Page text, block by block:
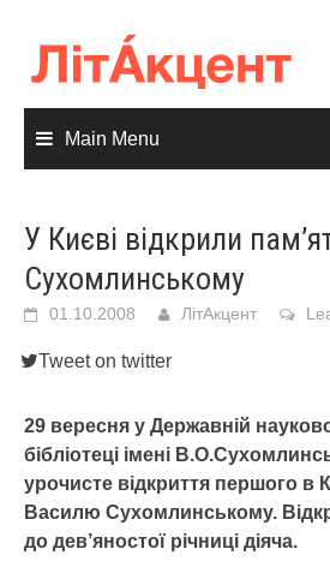
content
Main Menu
У Києві відкрили
Сухомлинському
01.10.2008 ЛітАкцент
Tweet on twitter
29 вересня у Державній
бібліотеці імені
урочисте відкриття першого в
Василю Сухомлинському.
до дев’яностої річниці діяча.